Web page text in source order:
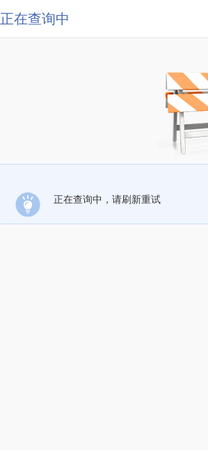
正在查询中
正在查询中，请刷新重试